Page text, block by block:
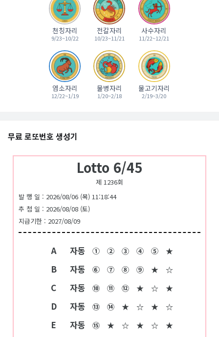
천칭자리
9/23~10/22
전갈자리
10/23~11/21
사수자리
11/22~12/21
염소자리
12/22~1/19
물병자리
1/20~2/18
물고기자리
2/19~3/20
무료 로또번호 생성기
Lotto 6/45
제 1236회
발 행 일 : 2026/08/06 (목) 11:18:44
추 첨 일 : 2026/08/08 (토)
지급기한 : 2027/08/09
A 자동 ① ② ③ ④ ⑤ ★
B 자동 ⑥ ⑦ ⑧ ⑨ ★ ☆
C 자동 ⑩ ⑪ ⑫ ★ ☆ ★
D 자동 ⑬ ⑭ ★ ☆ ★ ☆
E 자동 ⑮ ★ ☆ ★ ☆ ★